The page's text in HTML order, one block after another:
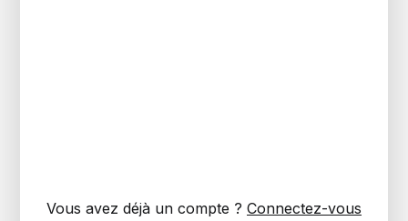
Vous avez déjà un compte ? Connectez-vous